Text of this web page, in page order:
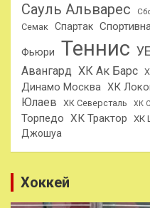
Сауль Альварес
Семак Спартак
Фьюри Теннис
Авангард ХК Ак Барс
Динамо Москва ХК
Юлаев
ХК Северсталь ХК
Торпедо ХК Трактор ХК
Джошуа
Хоккей